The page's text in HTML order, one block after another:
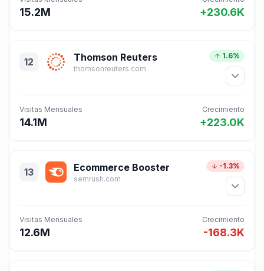
15.2M +230.6K
12 Thomson Reuters
thomsonreuters.com
1.6%
Visitas Mensuales
14.1M
Crecimiento
+223.0K
13 Ecommerce Booster
semrush.com
-1.3%
Visitas Mensuales
12.6M
Crecimiento
-168.3K